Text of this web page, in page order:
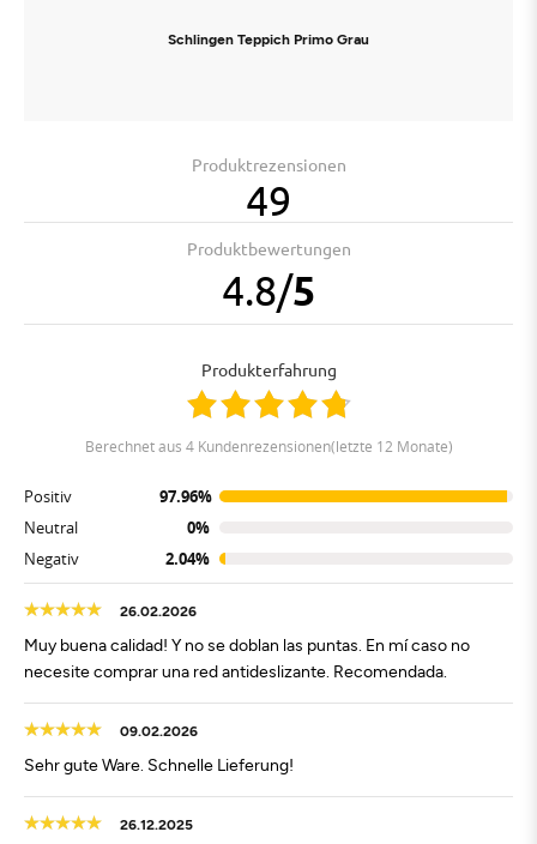
Schlingen Teppich Primo Grau
Produktrezensionen
49
Produktbewertungen
4.8/5
Produkterfahrung
berechnet aus 4 Kundenrezensionen(letzte 12 Monate)
Positiv
97.96%
Neutral
0%
Negativ
2.04%
26.02.2026
Muy buena calidad! Y no se doblan las puntas. En mí caso no
necesite comprar una red antideslizante. Recomendada.
09.02.2026
Sehr gute Ware. Schnelle Lieferung!
26.12.2025